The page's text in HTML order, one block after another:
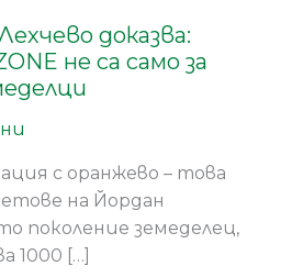
доказва:
не са само за
с оранжево – това
на Йордан
поколение земеделец,
1000 […]